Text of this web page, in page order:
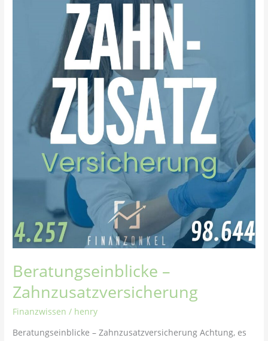
Beratungseinblicke –
Zahnzusatzversicherung
Finanzwissen / henry
Beratungseinblicke – Zahnzusatzversicherung Achtung, es